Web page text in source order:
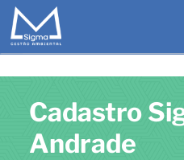
Cadastro
Andrade